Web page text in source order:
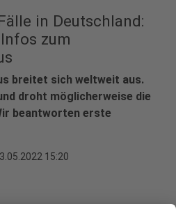
in Deutschland:
zum
breitet sich weltweit aus.
droht möglicherweise die
beantworten erste
15:20